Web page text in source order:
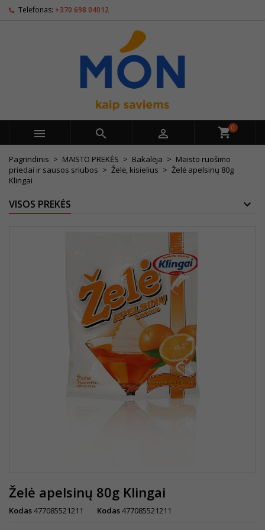
Telefonas: +370 698 04012
   0
Pagrindinis MAISTO PREKĖS Bakalėja
Maisto ruošimo
priedai ir sausos sriubos
Želė, kisielius
Želė apelsinų 80g
Klingai
VISOS PREKĖS
Želė apelsinų 80g Klingai
Kodas477085521211 Kodas477085521211